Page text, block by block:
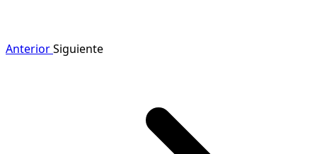
AnteriorSiguiente